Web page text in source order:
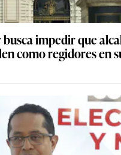
impedir que
como regidores en